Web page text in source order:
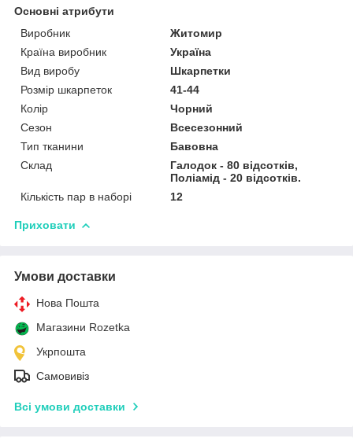
Основні атрибути
Виробник
Житомир
Країна виробник
Україна
Вид виробу
Шкарпетки
Розмір шкарпеток
41-44
Колір
Чорний
Сезон
Всесезонний
Тип тканини
Бавовна
Склад
Галодок - 80 відсотків,
Поліамід - 20 відсотків.
Кількість пар в наборі
12
Приховати
Умови доставки
Нова Пошта
Магазини Rozetka
Укрпошта
Самовивіз
Всі умови доставки